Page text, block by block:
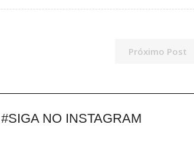
Próximo Post
#SIGA NO INSTAGRAM